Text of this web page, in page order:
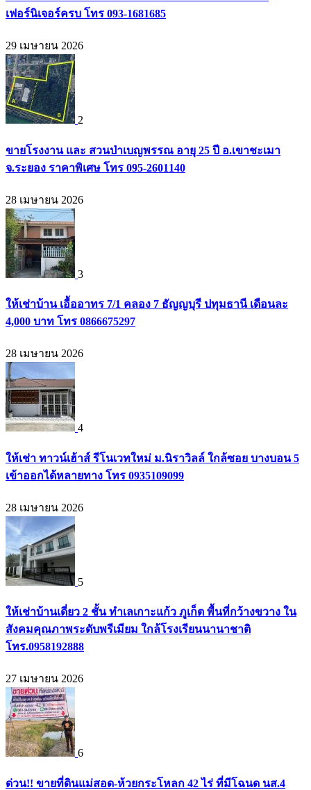
เฟอร์นิเจอร์ครบ โทร 093-1681685
29 เมษายน 2026
2
ขายโรงงาน และ สวนป่าเบญพรรณ อายุ 25 ปี อ.เขาชะเมา
จ.ระยอง ราคาพิเศษ โทร 095-2601140
28 เมษายน 2026
3
ให้เช่าบ้าน เอื้ออาทร 7/1 คลอง 7 ธัญญบุรี ปทุมธานี เดือนละ
4,000 บาท โทร 0866675297
28 เมษายน 2026
4
ให้เช่า ทาวน์เฮ้าส์ รีโนเวทใหม่ ม.นิราวิลล์ ใกล้ซอย บางบอน 5
เข้าออกได้หลายทาง โทร 0935109099
28 เมษายน 2026
5
ให้เช่าบ้านเดี่ยว 2 ชั้น ทำเลเกาะแก้ว ภูเก็ต พื้นที่กว้างขวาง ใน
สังคมคุณภาพระดับพรีเมียม ใกล้โรงเรียนนานาชาติ
โทร.0958192888
27 เมษายน 2026
6
ด่วน!! ขายที่ดินแม่สอด-ห้วยกระโหลก 42 ไร่ ที่มีโฉนด นส.4